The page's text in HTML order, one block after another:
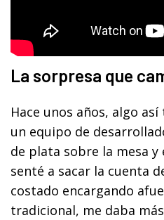
La sorpresa que
Hace unos años, algo
un equipo de
de plata sobre la mesa y
senté a sacar la cuenta
costado encargando
tradicional, me daba